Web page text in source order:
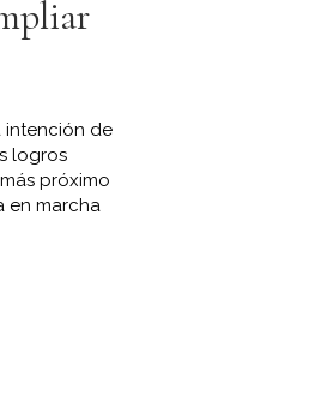
intención de
logros
próximo
en marcha